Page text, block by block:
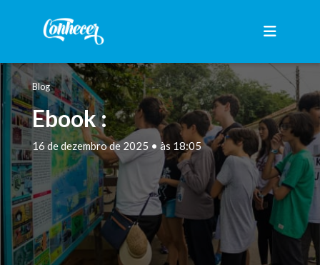
Blog
Ebook :
16 de dezembro de 2025 • às 18:05